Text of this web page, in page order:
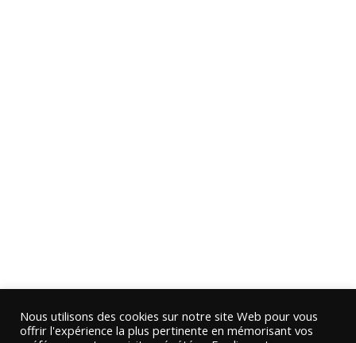
Nous utilisons des cookies sur notre site Web pour vous
offrir l'expérience la plus pertinente en mémorisant vos